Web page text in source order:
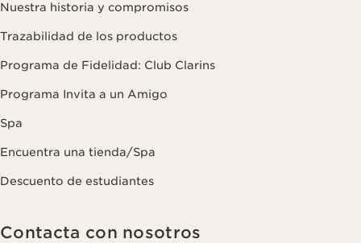
Nuestra historia y compromisos
Trazabilidad de los productos
Programa de Fidelidad: Club Clarins
Programa Invita a un Amigo
Spa
Encuentra una tienda/Spa
Descuento de estudiantes
Contacta con nosotros